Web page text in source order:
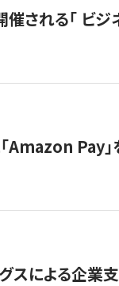
される「 ビ
Amazon Pay」
による企業